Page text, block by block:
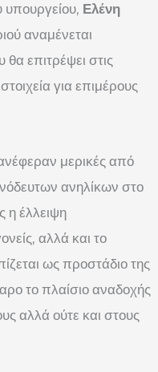
υπουργείου, Ελένη
αναμένεται
επιτρέψει στις
για επιμέρους
μερικές από
ανηλίκων στο
η έλλειψη
αλλά και το
ως προστάδιο της
το πλαίσιο αναδοχής
αλλά ούτε και στους